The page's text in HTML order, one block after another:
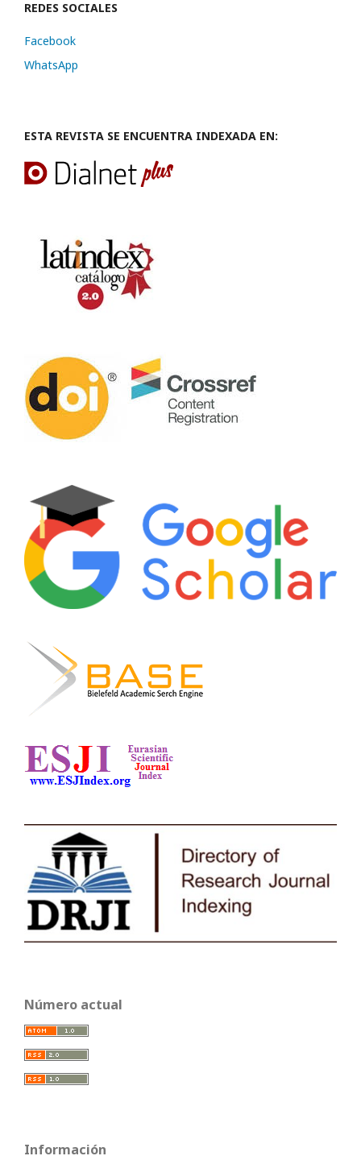
REDES SOCIALES
Facebook
WhatsApp
ESTA REVISTA SE ENCUENTRA INDEXADA EN:
Número actual
Información